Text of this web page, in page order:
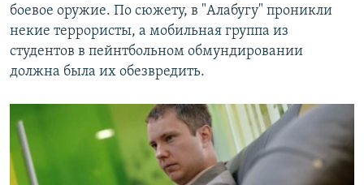
боевое оружие. По сюжету, в "Алабугу" проникли
некие террористы, а мобильная группа из
студентов в пейнтбольном обмундировании
должна была их обезвредить.